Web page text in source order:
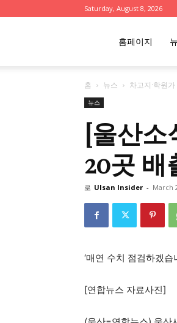
Saturday, August 8, 2026
산
사
더
홈페이지
홈 뉴스 차고지·학원
뉴스
[울산소
20곳 배
로 Ulsan Insider - March
‘매연 수치 점검하겠습
[연합뉴스 자료사진]